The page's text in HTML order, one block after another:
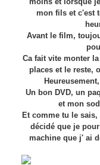
mon fils et c'est
Avant le film,
Ca fait vite monter
places et le reste,
Un bon DVD, un
et mon
Et comme tu le
décidé que je
machine que j' ai